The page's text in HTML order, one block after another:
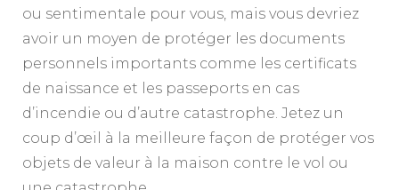
ou sentimentale pour vous, mais vous devriez
avoir un moyen de protéger les documents
personnels importants comme les certificats
de naissance et les passeports en cas
d’incendie ou d’autre catastrophe. Jetez un
coup d’œil à la meilleure façon de protéger vos
objets de valeur à la maison contre le vol ou